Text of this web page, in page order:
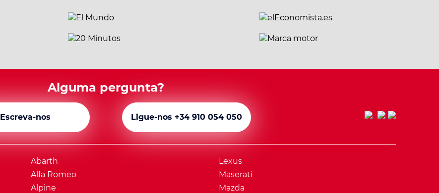
Alguma pergunta?
Escreva-nos Ligue-nos +34 910 054 050
Abarth
Alfa Romeo
Alpine
Lexus
Maserati
Mazda